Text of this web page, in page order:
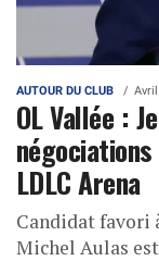
AUTOUR DU CLUB
OL Vallée :
LDLC Arena
Candidat favori
Michel Aulas